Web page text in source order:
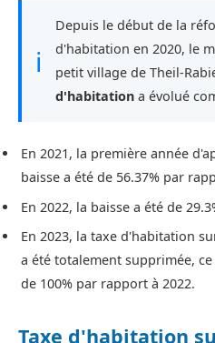
ℹ
Depuis le début de la
d'habitation en 2020, le
petit village de Theil-
d'habitation a évolué
En 2021, la première année
baisse a été de 56.37% par
En 2022, la baisse a été de
En 2023, la taxe d'habitation
a été totalement supprimée,
de 100% par rapport à 2022.
Taxe d'habitation